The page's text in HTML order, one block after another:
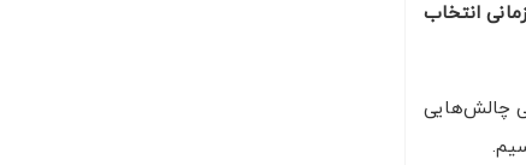
انتخاب
چالش‌هایی